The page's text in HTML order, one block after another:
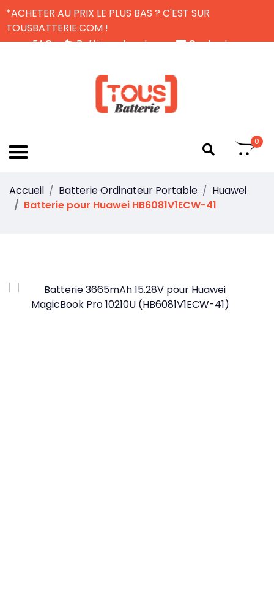
*ACHETER AU PRIX LE PLUS BAS ? C'EST SUR
TOUSBATTERIE.COM !
FAQ
Politique de retour
Contactez-nous
0
Accueil Batterie Ordinateur Portable
Huawei
Batterie pour Huawei HB6081V1ECW-41